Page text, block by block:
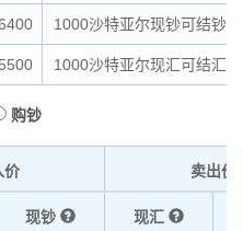
1000沙特亚尔现钞可结钞
1000沙特亚尔现汇可结汇
购钞
价 卖出价
现钞 现汇